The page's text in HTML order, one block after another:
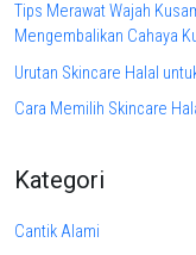
Tips Merawat Wajah
Mengembalikan Cahaya
Urutan Skincare Halal
Cara Memilih Skincare
Kategori
Cantik Alami